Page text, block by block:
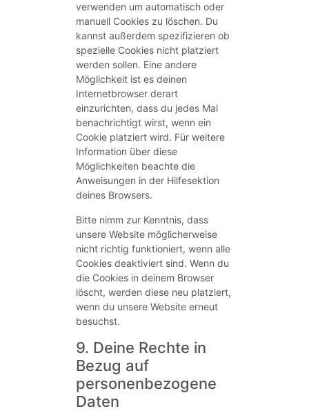
verwenden um automatisch oder
manuell Cookies zu löschen. Du
kannst außerdem spezifizieren ob
spezielle Cookies nicht platziert
werden sollen. Eine andere
Möglichkeit ist es deinen
Internetbrowser derart
einzurichten, dass du jedes Mal
benachrichtigt wirst, wenn ein
Cookie platziert wird. Für weitere
Information über diese
Möglichkeiten beachte die
Anweisungen in der Hilfesektion
deines Browsers.
Bitte nimm zur Kenntnis, dass
unsere Website möglicherweise
nicht richtig funktioniert, wenn alle
Cookies deaktiviert sind. Wenn du
die Cookies in deinem Browser
löscht, werden diese neu platziert,
wenn du unsere Website erneut
besuchst.
9. Deine Rechte in
Bezug auf
personenbezogene
Daten